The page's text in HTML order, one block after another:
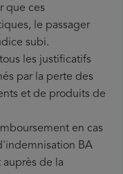
que ces
le passager
subi.
les justificatifs
par la perte des
et de produits de
en cas
BA
de la